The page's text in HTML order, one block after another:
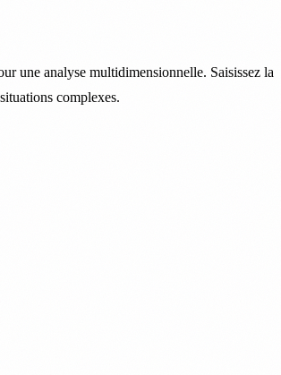
une analyse multidimensionnelle. Saisissez la
complexes.